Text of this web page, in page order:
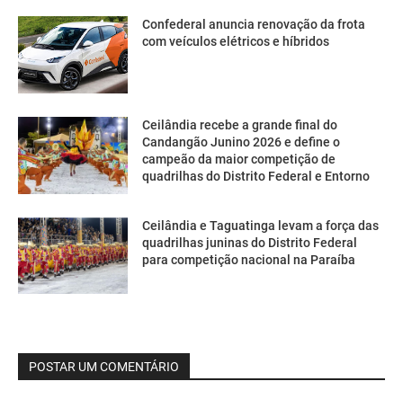
Confederal anuncia renovação da frota
com veículos elétricos e híbridos
Ceilândia recebe a grande final do
Candangão Junino 2026 e define o
campeão da maior competição de
quadrilhas do Distrito Federal e Entorno
Ceilândia e Taguatinga levam a força das
quadrilhas juninas do Distrito Federal
para competição nacional na Paraíba
POSTAR UM COMENTÁRIO